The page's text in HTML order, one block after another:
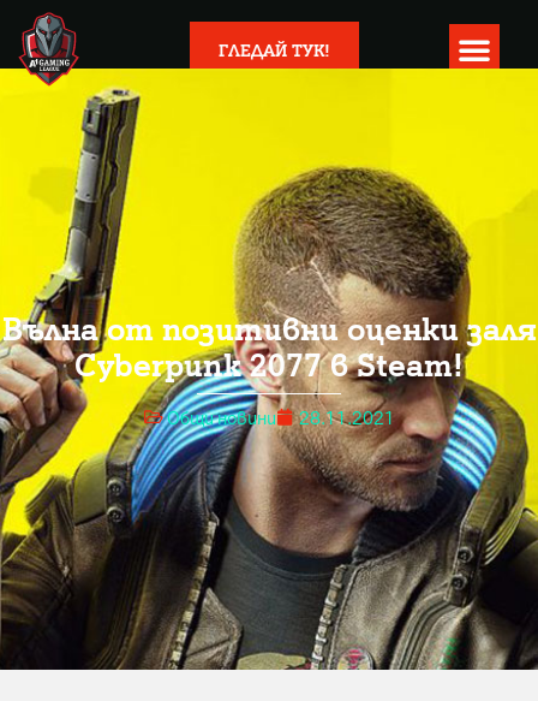
ГЛЕДАЙ ТУК!
Вълна от позитивни оценки заля
Cyberpunk 2077 в Steam!
Общи новини 28.11.2021